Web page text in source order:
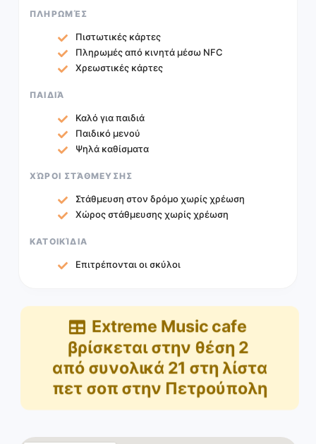
ΠΛΗΡΩΜΈΣ
Πιστωτικές κάρτες
Πληρωμές από κινητά μέσω NFC
Χρεωστικές κάρτες
ΠΑΙΔΙΆ
Καλό για παιδιά
Παιδικό μενού
Ψηλά καθίσματα
ΧΏΡΟΙ ΣΤΆΘΜΕΥΣΗΣ
Στάθμευση στον δρόμο χωρίς χρέωση
Χώρος στάθμευσης χωρίς χρέωση
ΚΑΤΟΙΚΊΔΙΑ
Επιτρέπονται οι σκύλοι
Extreme Music cafe
βρίσκεται στην θέση 2
από συνολικά 21 στη λίστα
πετ σοπ στην Πετρούπολη